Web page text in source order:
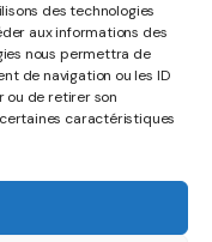
des technologies
aux informations des
nous permettra de
de navigation ou les ID
ou de retirer son
caractéristiques